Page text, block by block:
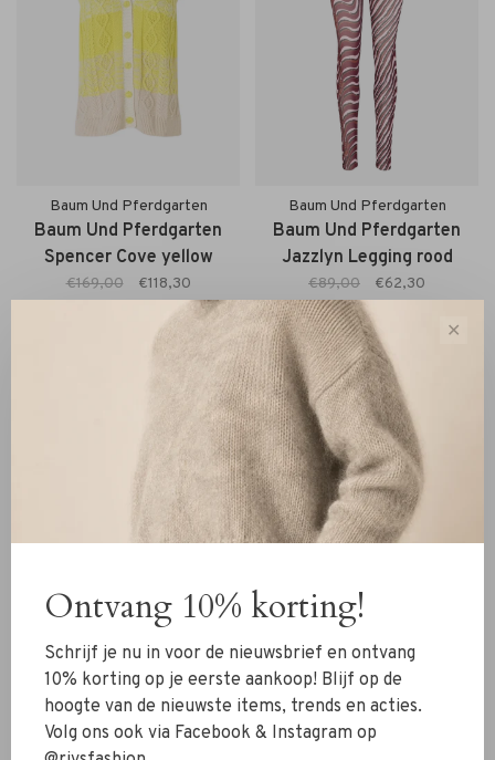
Baum Und Pferdgarten
Baum Und Pferdgarten
Spencer Cove yellow
€169,00 €118,30
Baum Und Pferdgarten
Baum Und Pferdgarten
Jazzlyn Legging rood
€89,00 €62,30
Baum Und Pferdgarten
Baum Und Pferdgarten
broek Nomi powder puff
€239,00
-30%
Baum Und Pferdgarten
Baum Und Pferdgarten
broek Nalda little boy blue
✕
Ontvang 10% korting!
Schrijf je nu in voor de nieuwsbrief en ontvang
10% korting op je eerste aankoop! Blijf op de
hoogte van de nieuwste items, trends en acties.
Volg ons ook via Facebook & Instagram op